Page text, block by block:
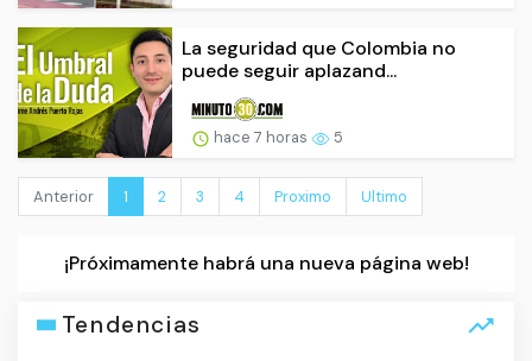
La seguridad que Colombia no
puede seguir aplazand...
hace 7 horas 5
Anterior 1 2 3 4 Proximo Ultimo
¡Próximamente habrá una nueva página web!
Tendencias